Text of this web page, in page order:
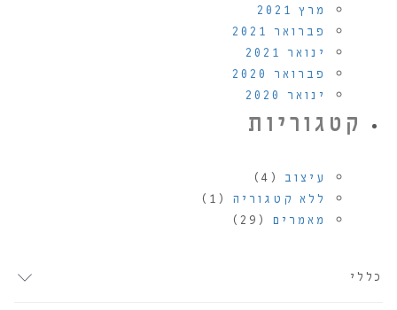
מרץ 2021
פברואר 2021
ינואר 2021
פברואר 2020
ינואר 2020
קטגוריות
עיצוב (4)
ללא קטגוריה (1)
מאמרים (29)
כללי